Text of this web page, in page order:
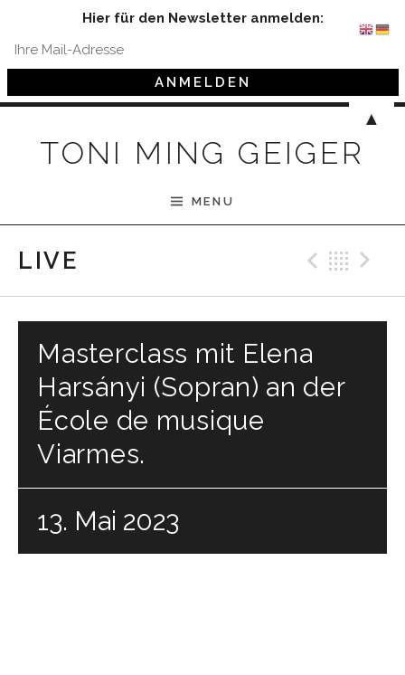
TONI MING GEIGER
MENU
LIVE
Masterclass mit Elena
Harsányi (Sopran) an der
École de musique
Viarmes.
13. Mai 2023
Hier für den Newsletter anmelden:
▲